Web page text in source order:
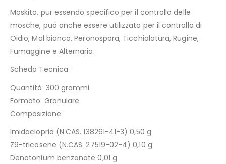
Moskita, pur essendo specifico per il controllo delle
mosche, può anche essere utilizzato per il controllo di
Oidio, Mal bianco, Peronospora, Ticchiolatura, Rugine,
Fumaggine e Alternaria.
Scheda Tecnica:
Quantità: 300 grammi
Formato: Granulare
Composizione:
Imidacloprid (N.CAS. 138261-41-3) 0,50 g
Z9-tricosene (N.CAS. 27519-02-4) 0,10 g
Denatonium benzonate 0,01 g